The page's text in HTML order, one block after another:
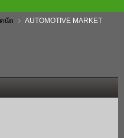
นัด AUTOMOTIVE MARKET